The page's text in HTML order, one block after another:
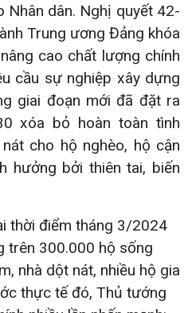
Nhân dân. Nghị quyết 42-
Trung ương Đảng khóa
cao chất lượng chính
cầu sự nghiệp xây dựng
giai đoạn mới đã đặt ra
xóa bỏ hoàn toàn tình
cho hộ nghèo, hộ cận
hưởng bởi thiên tai, biến
thời điểm tháng 3/2024
trên 300.000 hộ sống
nhà dột nát, nhiều hộ gia
thực tế đó, Thủ tướng